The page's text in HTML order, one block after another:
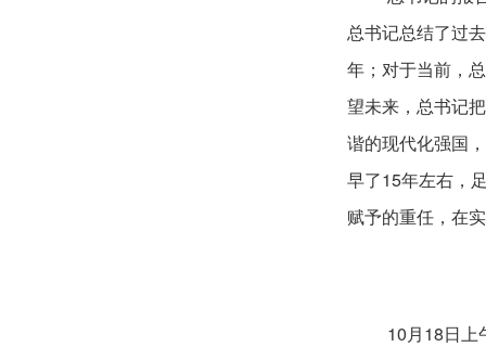
总书记总结了过
年；对于当前，
望未来，总书记
谐的现代化强国
早了15年左右，
赋予的重任，在
10月18日上